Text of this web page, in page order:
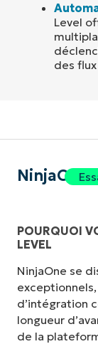
Level
des
NinjaOne
POURQUOI
LEVEL
NinjaOne se
d’intégration
longueur
de la